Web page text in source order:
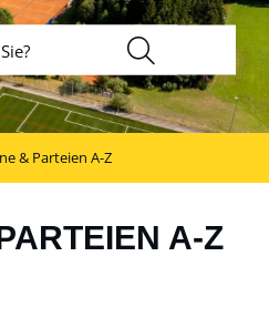
& Parteien A-Z
A-Z